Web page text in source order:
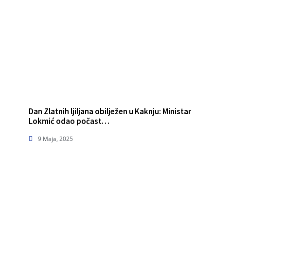
Dan Zlatnih ljiljana obilježen u Kaknju: Ministar
Lokmić odao počast…
9 Maja, 2025